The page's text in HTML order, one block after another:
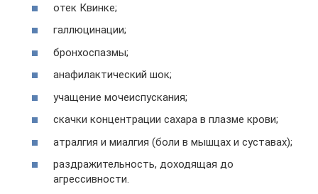
отек Квинке;
галлюцинации;
бронхоспазмы;
анафилактический шок;
учащение мочеиспускания;
скачки концентрации сахара в плазме крови;
атралгия и миалгия (боли в мышцах и суставах);
раздражительность, доходящая до
агрессивности.